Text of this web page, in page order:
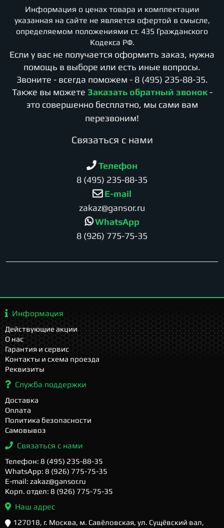
Информация о ценах товара и комплектации
указанная на сайте не является офертой в смысле,
определяемом положениями ст. 435 Гражданского
Кодекса РФ.
Если у вас не получается оформить заказ, нужна
помощь в выборе или есть иные вопросы.
Звоните - всегда поможем - 8 (495) 235-88-35.
Также вы можете Заказать обратный звонок -
это совершенно бесплатно, мы сами вам
перезвоним!
Cвязаться с нами
Телефон
8 (495) 235-88-35
E-mail
zakaz@gansor.ru
WhatsApp
8 (926) 775-75-35
Информация
Действующие акции
О нас
Гарантия и сервис
Контакты и схема проезда
Реквизиты
Служба поддержки
Доставка
Оплата
Политика безопасности
Самовывоз
Связаться с нами
Телефон: 8 (495) 235-88-35
WhatsApp: 8 (926) 775-75-35
E-mail: zakaz@gansor.ru
Корп. отдел: 8 (926) 775-75-35
Наш адрес
127018, г. Москва, м. Савёловская, ул. Сущёвский вал,